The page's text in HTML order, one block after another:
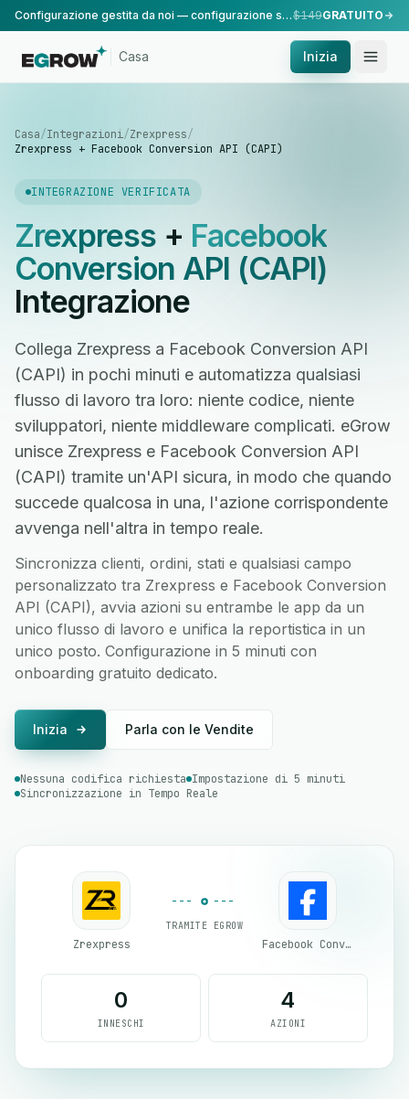
Configurazione gestita da noi — configurazione standard, eseguita dal nostro team.$149GRATUITO
Casa Inizia
Casa/Integrazioni/Zrexpress/
Zrexpress + Facebook Conversion API (CAPI)
INTEGRAZIONE VERIFICATA
Zrexpress+ Facebook
Conversion API (CAPI)
Integrazione
Collega Zrexpress a Facebook Conversion API
(CAPI) in pochi minuti e automatizza qualsiasi
flusso di lavoro tra loro: niente codice, niente
sviluppatori, niente middleware complicati. eGrow
unisce Zrexpress e Facebook Conversion API
(CAPI) tramite un'API sicura, in modo che quando
succede qualcosa in una, l'azione corrispondente
avvenga nell'altra in tempo reale.
Sincronizza clienti, ordini, stati e qualsiasi campo
personalizzato tra Zrexpress e Facebook Conversion
API (CAPI), avvia azioni su entrambe le app da un
unico flusso di lavoro e unifica la reportistica in un
unico posto. Configurazione in 5 minuti con
onboarding gratuito dedicato.
Inizia Parla con le Vendite
Nessuna codifica richiesta Impostazione di 5 minuti
Sincronizzazione in Tempo Reale
Zrexpress
TRAMITE EGROW
Facebook Conversion API (CAPI)
0
INNESCHI
4
AZIONI